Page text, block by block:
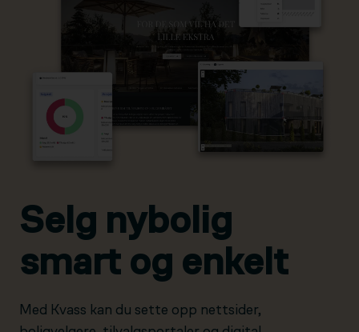
Selg nybolig
smart og enkelt
Med Kvass kan du sette opp nettsider,